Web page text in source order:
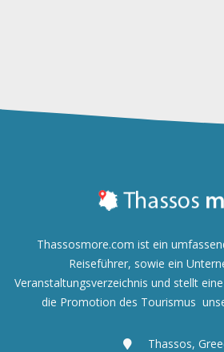
Thassosmore.com ist ein
Reiseführer, sowie ein
Veranstaltungsverzeichnis und stellt
die Promotion des Tourismus
Thassos,